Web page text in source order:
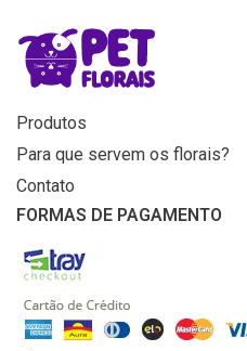
MENU
Home
Produtos
Para que servem os florais?
Contato
FORMAS DE PAGAMENTO